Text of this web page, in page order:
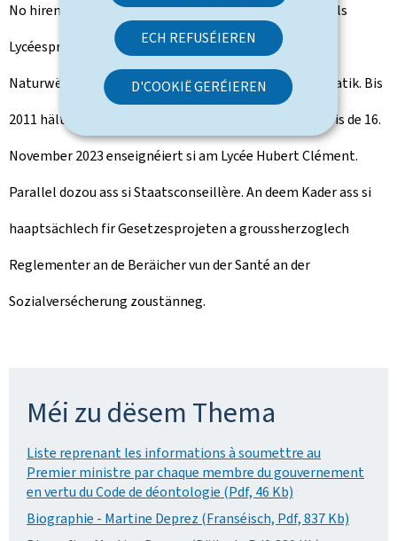
ECH REFUSÉIEREN
D'COOKIË GERÉIEREN
No hirem 3. Congé de maternité, packt si de Stage fir als
Lycéesproff ze schaffen a gëtt 2004 Enseignante fir
Naturwëssenschafte mam Schwéierpunkt op Mathematik. Bis
2011 hält si Kuer am Lycée Aline Mayrisch, a vun 2011 bis de 16.
November 2023 enseignéiert si am Lycée Hubert Clément.
Parallel dozou ass si Staatsconseillère. An deem Kader ass si
haaptsächlech fir Gesetzesprojeten a groussherzoglech
Reglementer an de Beräicher vun der Santé an der
Sozialversécherung zoustänneg.
Méi zu dësem Thema
Liste reprenant les informations à soumettre au
Premier ministre par chaque membre du gouvernement
en vertu du Code de déontologie (Pdf, 46 Kb)
Biographie - Martine Deprez (Franséisch, Pdf, 837 Kb)